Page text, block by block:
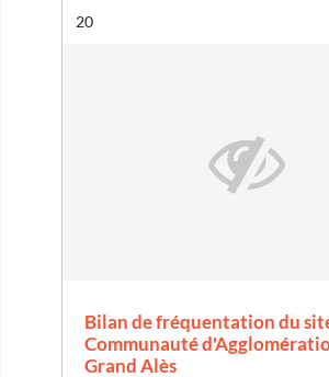
Résultat n°
20
Bilan de fréquentation du
Communauté
Grand Alès